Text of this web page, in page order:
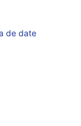
de date